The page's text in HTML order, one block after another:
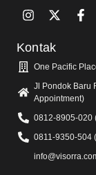
Kontak
One Pacific
Jl Pondok Baru
Appointment)
0812-8905-020
0811-9350-504